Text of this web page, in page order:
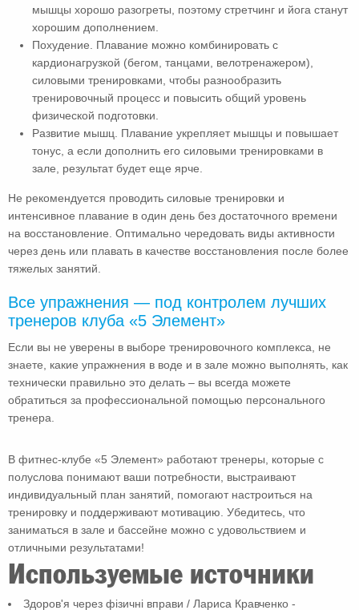
мышцы хорошо разогреты, поэтому стретчинг и йога станут
хорошим дополнением.
Похудение. Плавание можно комбинировать с
кардионагрузкой (бегом, танцами, велотренажером),
силовыми тренировками, чтобы разнообразить
тренировочный процесс и повысить общий уровень
физической подготовки.
Развитие мышц. Плавание укрепляет мышцы и повышает
тонус, а если дополнить его силовыми тренировками в
зале, результат будет еще ярче.
Не рекомендуется проводить силовые тренировки и
интенсивное плавание в один день без достаточного времени
на восстановление. Оптимально чередовать виды активности
через день или плавать в качестве восстановления после более
тяжелых занятий.
Все упражнения — под контролем лучших
тренеров клуба «5 Элемент»
Если вы не уверены в выборе тренировочного комплекса, не
знаете, какие упражнения в воде и в зале можно выполнять, как
технически правильно это делать – вы всегда можете
обратиться за профессиональной помощью персонального
тренера.
В фитнес-клубе «5 Элемент» работают тренеры, которые с
полуслова понимают ваши потребности, выстраивают
индивидуальный план занятий, помогают настроиться на
тренировку и поддерживают мотивацию. Убедитесь, что
заниматься в зале и бассейне можно с удовольствием и
отличными результатами!
Используемые источники
Здоров'я через фізичні вправи / Лариса Кравченко -